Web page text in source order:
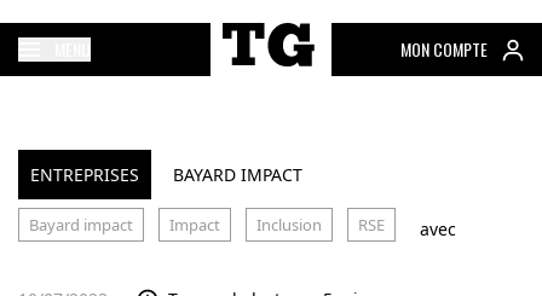
MON COMPTE
ENTREPRISES BAYARD IMPACT
Bayard impact Impact Inclusion RSE avec